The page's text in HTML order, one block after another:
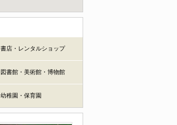
書店・レンタルショップ
図書館・美術館・博物館
幼稚園・保育園